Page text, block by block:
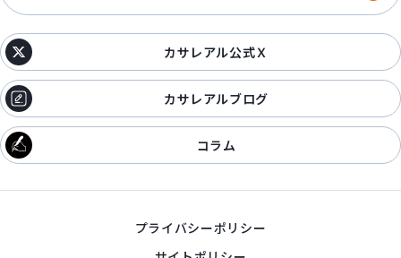
カサレアル公式Ｘ
カサレアルブログ
コラム
プライバシーポリシー